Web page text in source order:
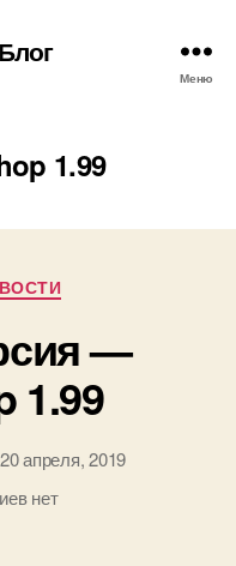
Меню
1.99
—
1.99
20 апреля, 2019
к
нет